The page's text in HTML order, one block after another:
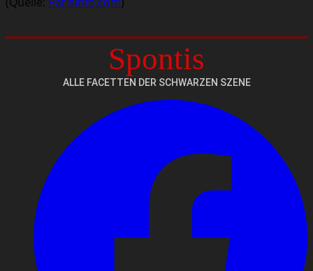
Spontis
ALLE FACETTEN DER SCHWARZEN SZENE